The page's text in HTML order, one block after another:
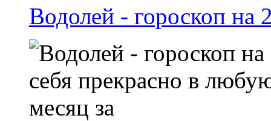
Водолей - гороскоп на
себя прекрасно в
месяц за